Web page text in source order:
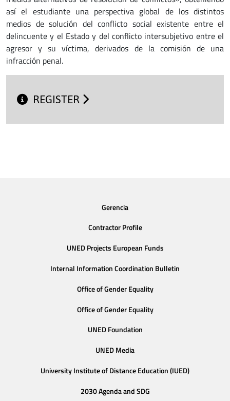
así el estudiante una perspectiva global de los distintos
medios de solución del conflicto social existente entre el
delincuente y el Estado y del conflicto intersubjetivo entre el
agresor y su víctima, derivados de la comisión de una
infracción penal.
REGISTER
Gerencia
Contractor Profile
UNED Projects European Funds
Internal Information Coordination Bulletin
Office of Gender Equality
Office of Gender Equality
UNED Foundation
UNED Media
University Institute of Distance Education (IUED)
2030 Agenda and SDG